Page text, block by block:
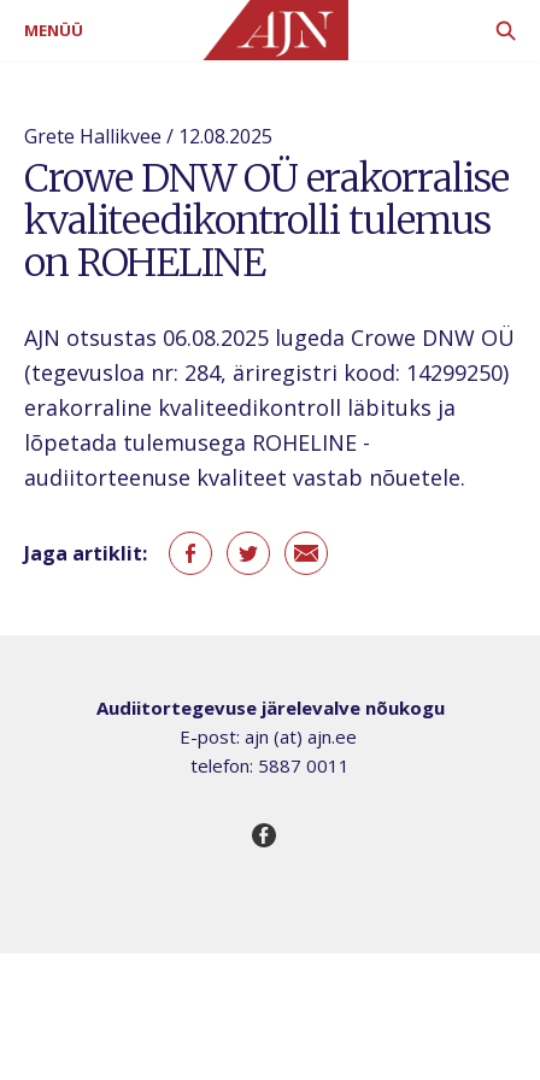
Grete Hallikvee / 12.08.2025
Crowe DNW OÜ erakorralise
kvaliteedikontrolli tulemus
on ROHELINE
AJN otsustas 06.08.2025 lugeda Crowe DNW OÜ
(tegevusloa nr: 284, äriregistri kood: 14299250)
erakorraline kvaliteedikontroll läbituks ja
lõpetada tulemusega ROHELINE -
audiitorteenuse kvaliteet vastab nõuetele.
Jaga artiklit:
Audiitortegevuse järelevalve nõukogu
E-post: ajn (at) ajn.ee
telefon: 5887 0011
MENÜÜ